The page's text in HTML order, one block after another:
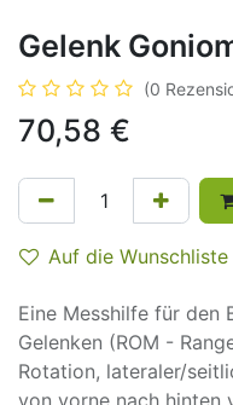
Gelenk
(0
70,58 €
Auf die Wunschliste
Eine Messhilfe für den
Gelenken (ROM -
Rotation, lateraler/
von vorne nach hinten